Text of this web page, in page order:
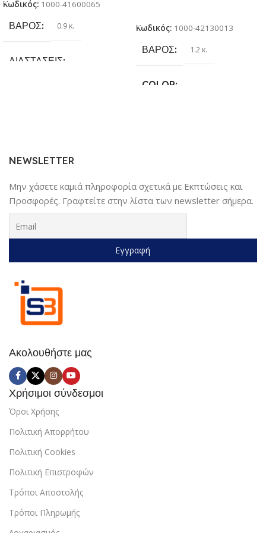
για παιδιά 3 + ετών
Κωδικός: 1000-41600065
ΒΆΡΟΣ 0.9 κ.
ΔΙΑΣΤΆΣΕΙΣ
Sundaymot
Κωδικός: 1000-42130013
ΒΆΡΟΣ 1.2 κ.
COLOR
Ακολουθήστε μας
Χρήσιμοι σύνδεσμοι
Όροι Χρήσης
Πολιτική Απορρήτου
Πολιτική Cookies
Πολιτική Επιστροφών
Τρόποι Αποστολής
Τρόποι Πληρωμής
NEWSLETTER
Μην χάσετε καμιά πληροφορία σχετικά με Εκπτώσεις και
Προσφορές. Γραφτείτε στην λίστα των newsletter σήμερα.